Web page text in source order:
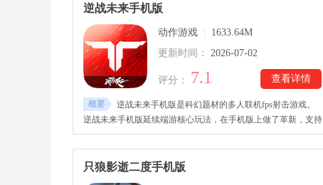
魔城玩法，将平台跳跃、动作战斗、地图探索与解谜元素巧妙融
此前无法抵达的区域。
逆战未来手机版
动作游戏
1633.64M
更新时间：
2026-07-02
查看详情
评分： 7.1
概要
逆战未来手机版是科幻题材的多人联机fps射击游戏。
逆战未来手机版延续端游核心玩法，在手机版上做了革新，支持
多端互动，和其他平台的玩家一起联机游玩。逆战未来手机版有
着多种玩法模式，包括经典猎场、塔防、机甲战、副本、时空追
猎、失重探索等，每个赛季还会有不同的主题定制玩法和天赋技
只狼影逝二度手机版